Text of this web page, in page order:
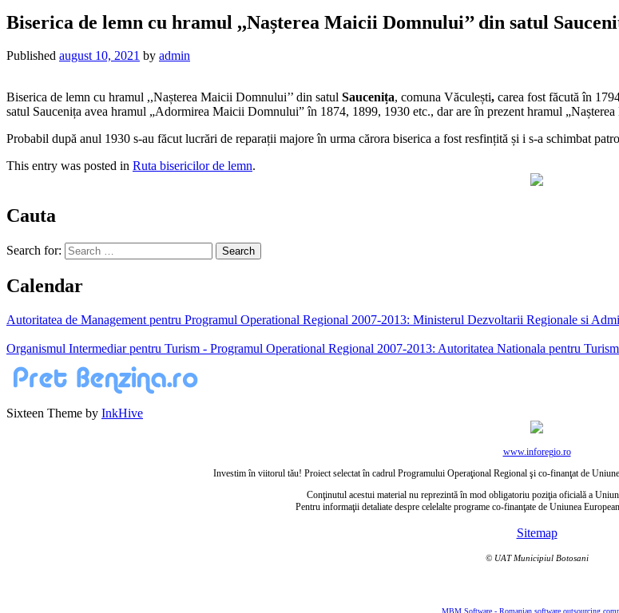
Biserica de lemn cu hramul ,,Nașterea Maicii Domnului’’ din satul
Published august 10, 2021 by admin
Biserica de lemn cu hramul ,,Nașterea Maicii Domnului’’ din satul Saucenița, comuna Văculești, carea fost făcută în
satul Saucenița avea hramul „Adormirea Maicii Domnului” în 1874, 1899, 1930 etc., dar are în prezent hramul
Probabil după anul 1930 s-au făcut lucrări de reparații majore în urma cărora biserica a fost resfințită și i s-a schimbat
This entry was posted in Ruta bisericilor de lemn.
Cauta
Search for:
Calendar
Autoritatea de Management pentru Programul Operational Regional 2007-2013: Ministerul Dezvoltarii Regionale si
Organismul Intermediar pentru Turism - Programul Operational Regional 2007-2013: Autoritatea Nationala pentru Turism
Sixteen Theme by InkHive
www.inforegio.ro
Investim în viitorul tău! Proiect selectat în cadrul Programului Operaţional Regional şi co-finanţat de
Conţinutul acestui material nu reprezintă în mod obligatoriu poziţia oficială a
Pentru informaţii detaliate despre celelalte programe co-finanţate de Uniunea
Sitemap
© UAT Municipiul Botosani
MBM Software - Romanian software outsourcing